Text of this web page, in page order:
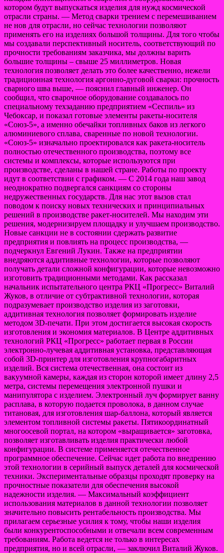
котором будут выпускаться изделия для нужд космической
отрасли страны. — Метод сварки трением с перемешиванием
не нов для отрасли, но сейчас технологии позволяют
применять его на изделиях большой толщины. Для того чтобы
мы создавали перспективный носитель, соответствующий по
прочности требованиям заказчика, мы должны варить
большие толщины – свыше 25 миллиметров. Новая
технология позволяет делать это более качественно, нежели
традиционная технология аргонно-дуговой сварки: прочность
сварного шва выше, — пояснил главный инженер. Он
сообщил, что сварочное оборудование создавалось по
специальному техзаданию предприятием «Сеспиль» из
Чебоксар, и показал готовые элементы ракеты-носителя
«Союз-5», а именно обечайки топливных баков из легкого
алюминиевого сплава, сваренные по новой технологии.
«Союз-5» изначально проектировался как ракета-носитель
полностью отечественного производства, поэтому все
системы и комплексы, которые используются при
производстве, сделаны в нашей стране. Работы по проекту
идут в соответствии с графиком. — С 2014 года наш завод
неоднократно подвергался санкциям со стороны
недружественных государств. Для нас этот вызов стал
поводом к поиску новых технических и принципиальных
решений в производстве ракет-носителей. Мы находим эти
решения, модернизируем площадку и улучшаем производство.
Новые санкции не в состоянии сдержать развитие
предприятия и повлиять на процесс производства, —
подчеркнул Евгений Лукин. Также на предприятии
внедряются аддитивные технологии, которые позволяют
получать детали сложной конфигурации, которые невозможно
изготовить традиционными методами. Как рассказал
начальник испытательного центра РКЦ «Прогресс» Виталий
Жуков, в отличие от субтрактивной технологии, которая
подразумевает производство изделия из заготовки,
аддитивная технология позволяет формировать изделие
методом 3D-печати. При этом достигается высокая скорость
изготовления и экономия материалов. В Центре аддитивных
технологий РКЦ «Прогресс» работает первая в России
электронно-лучевая аддитивная установка, представляющая
собой 3D-принтер для изготовления крупногабаритных
изделий. Вся система отечественная, она состоит из
вакуумной камеры, каждая из сторон которой имеет длину 2,5
метра, системы перемещения электронной пушки и
манипулятора с изделием. Электронный луч формирует ванну
расплава, в которую подается проволока, в данном случае
титановая, для изготовления шар-баллона, который является
элементом топливной системы ракеты. Пятикоординатный
многоосевой портал, на котором «выращивается» заготовка,
позволяет изготавливать изделия практически любой
конфигурации. В системе применяется отечественное
программное обеспечение. Сейчас идет работа по внедрению
этой технологии в серийный выпуск деталей для космической
техники. Экспериментальные образцы проходят проверку на
прочностные показатели для обеспечения высокой
надежности изделия. — Максимальный коэффициент
использования материалов в данной технологии позволяет
значительно повысить рентабельность производства. Мы
прилагаем серьезные усилия к тому, чтобы наши изделия
были конкурентоспособными и отвечали всем современным
требованиям. Работа ведется не только в интересах
предприятия, но и всей отрасли, — заключил Виталий Жуков.